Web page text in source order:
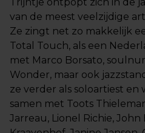
van de meest veelzijdige
Ze zingt net zo makkelijk
Total Touch, als een
met Marco Borsato,
Wonder, maar ook
ze verder als soloartiest
samen met Toots
Jarreau, Lionel Richie, John